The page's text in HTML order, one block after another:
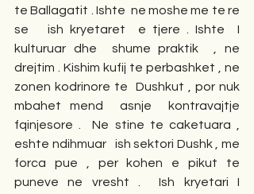
te Ballagatit . Ishte  ne moshe me te re
se   ish kryetaret  e tjere . Ishte  I
kulturuar dhe  shume praktik  , ne
drejtim . Kishim kufij te perbashket , ne
zonen kodrinore te  Dushkut , por nuk
mbahet mend  asnje  kontravajtje
fqinjesore .  Ne stine te caketuara ,
eshte ndihmuar   ish sektori Dushk , me
forca pue , per kohen e pikut te
puneve ne vresht .  Ish kryetari I